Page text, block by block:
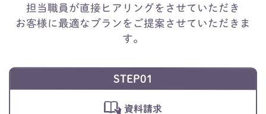
担当職員が直接ヒアリングをさせていただき
お客様に最適なプランをご提案させていただきま
す。
STEP01
資料請求